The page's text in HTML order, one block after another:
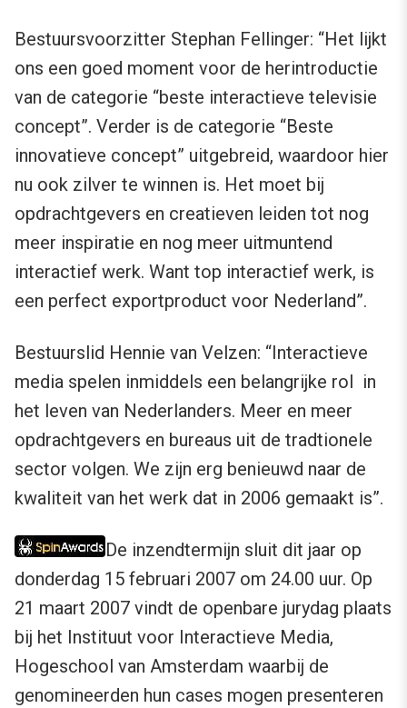
Bestuursvoorzitter Stephan Fellinger: “Het lijkt
ons een goed moment voor de herintroductie
van de categorie “beste interactieve televisie
concept”. Verder is de categorie “Beste
innovatieve concept” uitgebreid, waardoor hier
nu ook zilver te winnen is. Het moet bij
opdrachtgevers en creatieven leiden tot nog
meer inspiratie en nog meer uitmuntend
interactief werk. Want top interactief werk, is
een perfect exportproduct voor Nederland”.
Bestuurslid Hennie van Velzen: “Interactieve
media spelen inmiddels een belangrijke rol in
het leven van Nederlanders. Meer en meer
opdrachtgevers en bureaus uit de tradtionele
sector volgen. We zijn erg benieuwd naar de
kwaliteit van het werk dat in 2006 gemaakt is”.
De inzendtermijn sluit dit jaar op
donderdag 15 februari 2007 om 24.00 uur. Op
21 maart 2007 vindt de openbare jurydag plaats
bij het Instituut voor Interactieve Media,
Hogeschool van Amsterdam waarbij de
genomineerden hun cases mogen presenteren